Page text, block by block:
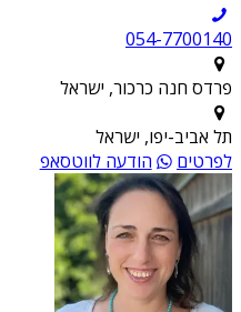
054-7700140
פרדס חנה כרכור, ישראל
תל אביב-יפו, ישראל
לפרטים
הודעה לווטסאפ